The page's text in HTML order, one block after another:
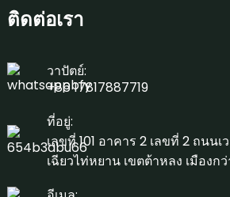
ติดต่อเรา
วาปัตย์:
+86 17817887719
ที่อยู่:
เลขที่ 101 อาคาร 2 เลขที่ 2 ถนน
เฉียวไท่หยาน เขตต้าหลง เมืองกว่